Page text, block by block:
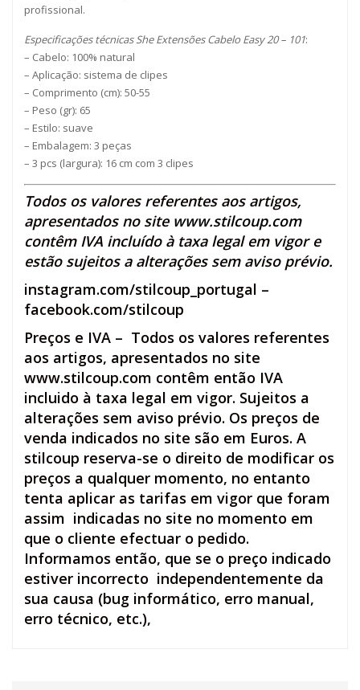
profissional.
Especificações técnicas She Extensões Cabelo Easy 20 – 101:
– Cabelo: 100% natural
– Aplicação: sistema de clipes
– Comprimento (cm): 50-55
– Peso (gr): 65
– Estilo: suave
– Embalagem: 3 peças
– 3 pcs (largura): 16 cm com 3 clipes
Todos os valores referentes aos artigos,
apresentados no site www.stilcoup.com
contêm IVA incluído à taxa legal em vigor e
estão sujeitos a alterações sem aviso prévio.
instagram.com/stilcoup_portugal –
facebook.com/stilcoup
Preços e IVA – Todos os valores referentes
aos artigos, apresentados no site
www.stilcoup.com contêm então IVA
incluido à taxa legal em vigor. Sujeitos a
alterações sem aviso prévio. Os preços de
venda indicados no site são em Euros. A
stilcoup reserva-se o direito de modificar os
preços a qualquer momento, no entanto
tenta aplicar as tarifas em vigor que foram
assim indicadas no site no momento em
que o cliente efectuar o pedido.
Informamos então, que se o preço indicado
estiver incorrecto independentemente da
sua causa (bug informático, erro manual,
erro técnico, etc.),